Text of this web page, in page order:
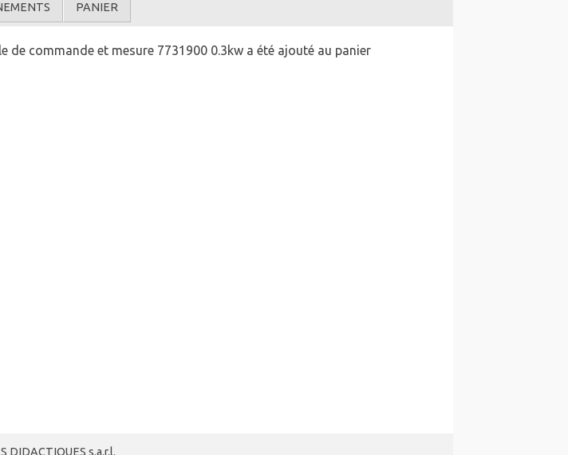
PANIER
commande et mesure 7731900 0.3kw a été ajouté au panier
DIDACTIQUES s.a.r.l.